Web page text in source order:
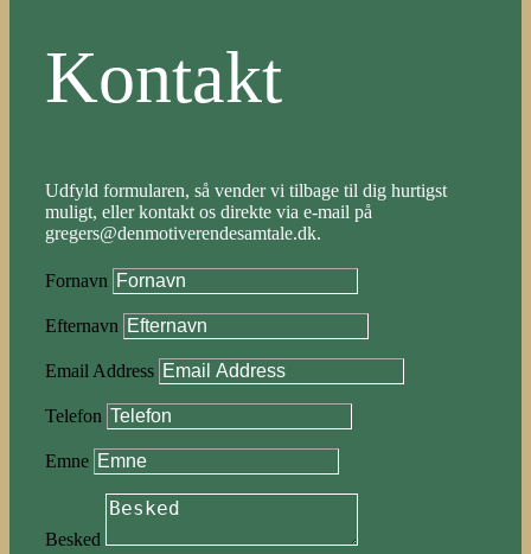
Kontakt
Udfyld formularen, så vender vi tilbage til dig hurtigst
muligt, eller kontakt os direkte via e-mail på
gregers@denmotiverendesamtale.dk.
Fornavn
Efternavn
Email Address
Telefon
Emne
Besked